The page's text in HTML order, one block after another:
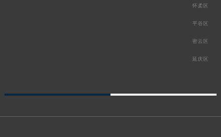
怀柔区
平谷区
密云区
延庆区